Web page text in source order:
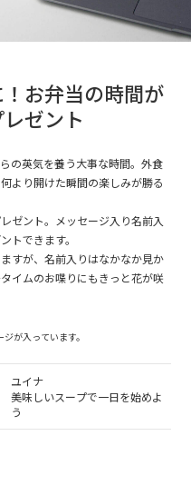
お弁当の時間が
ゼント
の英気を養う大事な時間。外食
より開けた瞬間の楽しみが勝る
ゼント。メッセージ入り名前入
トできます。
すが、名前入りはなかなか見か
イムのお喋りにもきっと花が咲
が入っています。
ユイナ
美味しいスープで一日を始めよ
う